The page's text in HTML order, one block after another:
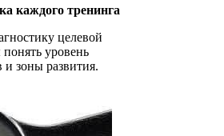
каждого тренинга
целевой
уровень
и зоны развития.